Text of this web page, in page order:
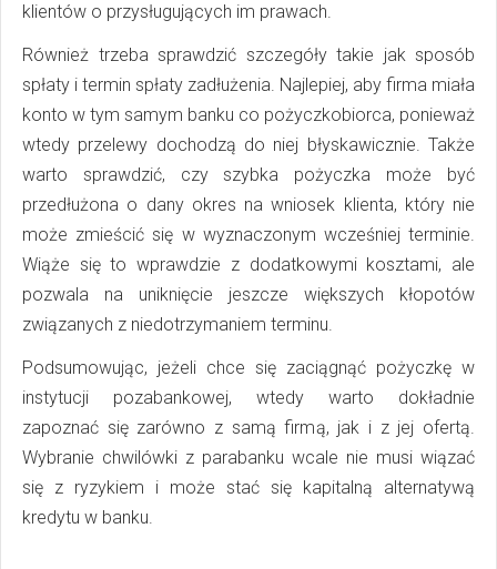
klientów o przysługujących im prawach.
Również trzeba sprawdzić szczegóły takie jak sposób
spłaty i termin spłaty zadłużenia. Najlepiej, aby firma miała
konto w tym samym banku co pożyczkobiorca, ponieważ
wtedy przelewy dochodzą do niej błyskawicznie. Także
warto sprawdzić, czy szybka pożyczka może być
przedłużona o dany okres na wniosek klienta, który nie
może zmieścić się w wyznaczonym wcześniej terminie.
Wiąże się to wprawdzie z dodatkowymi kosztami, ale
pozwala na uniknięcie jeszcze większych kłopotów
związanych z niedotrzymaniem terminu.
Podsumowując, jeżeli chce się zaciągnąć pożyczkę w
instytucji pozabankowej, wtedy warto dokładnie
zapoznać się zarówno z samą firmą, jak i z jej ofertą.
Wybranie chwilówki z parabanku wcale nie musi wiązać
się z ryzykiem i może stać się kapitalną alternatywą
kredytu w banku.